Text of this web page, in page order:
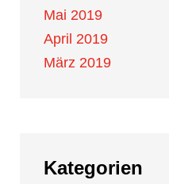
Mai 2019
April 2019
März 2019
Kategorien